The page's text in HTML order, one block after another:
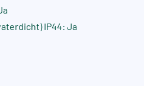
IP44: Ja